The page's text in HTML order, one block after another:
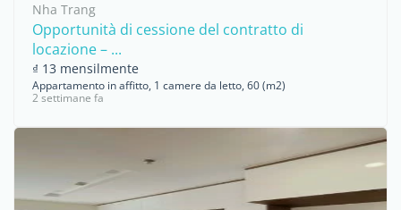
Nha Trang
Opportunità di cessione del contratto di
locazione – ...
₫ 13 mensilmente
Appartamento in affitto, 1 camere da letto, 60 (m2)
2 settimane fa